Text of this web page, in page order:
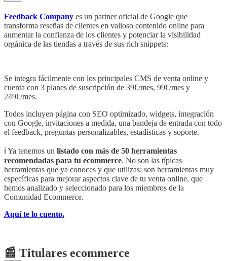
Feedback Company es un partner oficial de Google que
transforma reseñas de clientes en valioso contenido online para
aumentar la confianza de los clientes y potenciar la visibilidad
orgánica de las tiendas a través de sus rich snippets:
Se integra fácilmente con los principales CMS de venta online y
cuenta con 3 planes de suscripción de 39€/mes, 99€/mes y
249€/mes.
Todos incluyen página con SEO optimizado, widgets, integración
con Google, invitaciones a medida, una bandeja de entrada con todo
el feedback, preguntas personalizables, estadísticas y soporte.
ℹ️ Ya tenemos un listado con más de 50 herramientas
recomendadas para tu ecommerce. No son las típicas
herramientas que ya conoces y que utilizas; son herramientas muy
específicas para mejorar aspectos clave de tu venta online, que
hemos analizado y seleccionado para los miembros de la
Comunidad Ecommerce.
Aquí te lo cuento.
📰 Titulares ecommerce